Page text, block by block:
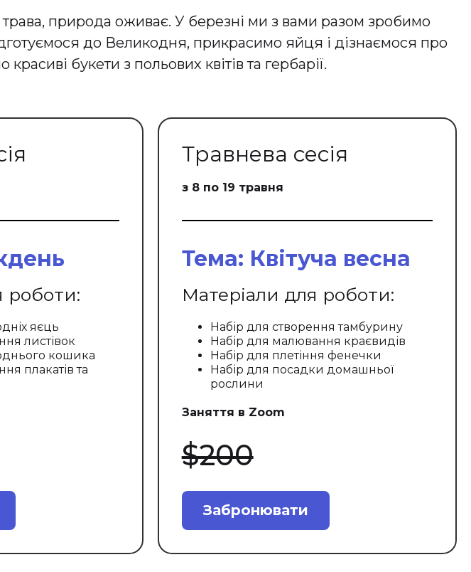
природа оживає. У березні ми з вами разом зробимо
до Великодня, прикрасимо яйця і дізнаємося про
букети з польових квітів та гербарії.
роботи:
яєць
листівок
кошика
плакатів та
Травнева сесія
з 8 по 19 травня
Тема: Квітуча весна
Матеріали для роботи:
Набір для створення тамбурину
Набір для малювання краєвидів
Набір для плетіння фенечки
Набір для посадки домашньої
рослини
Заняття в Zoom
$200
Забронювати